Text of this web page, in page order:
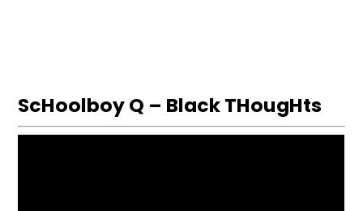
ScHoolboy Q – Black THougHts